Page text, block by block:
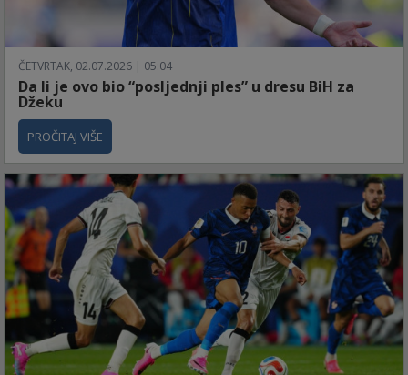
ČETVRTAK, 02.07.2026 | 05:04
Da li je ovo bio “posljednji ples” u dresu BiH za
Džeku
PROČITAJ VIŠE